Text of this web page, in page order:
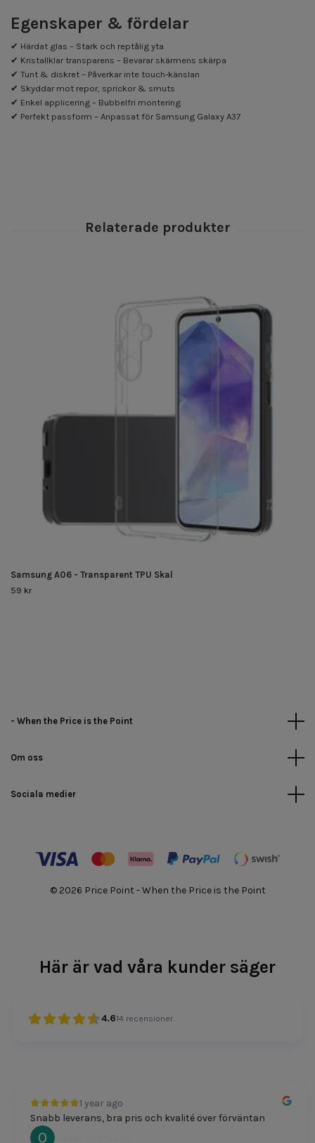
Egenskaper & fördelar
✔ Härdat glas – Stark och reptålig yta
✔ Kristallklar transparens – Bevarar skärmens skärpa
✔ Tunt & diskret – Påverkar inte touch-känslan
✔ Skyddar mot repor, sprickor & smuts
✔ Enkel applicering – Bubbelfri montering
✔ Perfekt passform – Anpassat för Samsung Galaxy A37
Samsung A06 - Transparent TPU Skal
59 kr
- When the Price is the Point
Om oss
Sociala medier
© 2026 Price Point - When the Price is the Point
Här är vad våra kunder säger
4.614 recensioner
1 year ago
Snabb leverans, bra pris och kvalité över förväntan
Oscar Svensson